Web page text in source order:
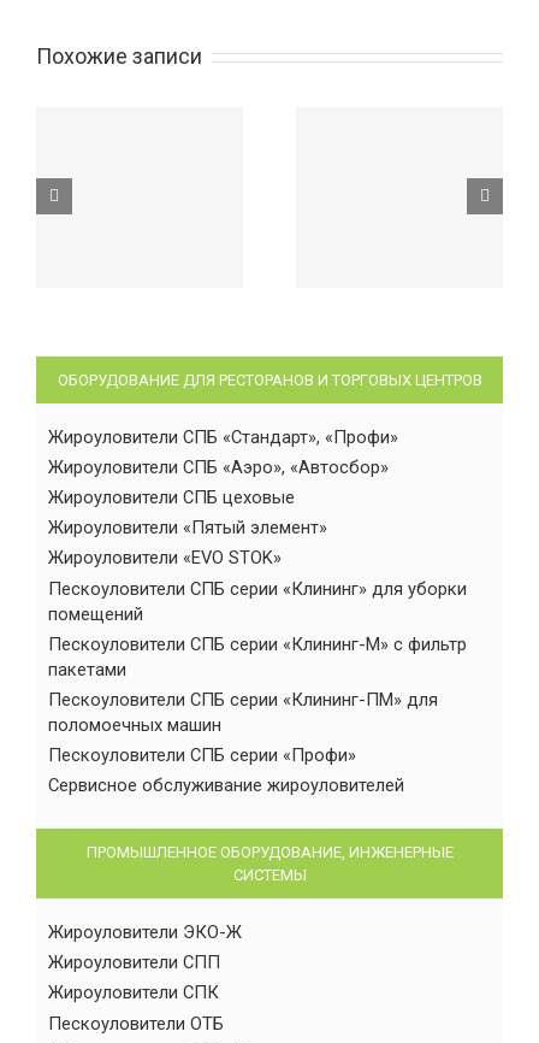
Похожие записи
ОБОРУДОВАНИЕ ДЛЯ РЕСТОРАНОВ И ТОРГОВЫХ ЦЕНТРОВ
Жироуловители СПБ «Стандарт», «Профи»
Жироуловители СПБ «Аэро», «Автосбор»
Жироуловители СПБ цеховые
Жироуловители «Пятый элемент»
Жироуловители «EVO STOK»
Пескоуловители СПБ серии «Клининг» для уборки
помещений
Пескоуловители СПБ серии «Клининг-М» с фильтр
пакетами
Пескоуловители СПБ серии «Клининг-ПМ» для
поломоечных машин
Пескоуловители СПБ серии «Профи»
Сервисное обслуживание жироуловителей
ПРОМЫШЛЕННОЕ ОБОРУДОВАНИЕ, ИНЖЕНЕРНЫЕ
СИСТЕМЫ
Жироуловители ЭКО-Ж
Жироуловители СПП
Жироуловители СПК
Пескоуловители ОТБ